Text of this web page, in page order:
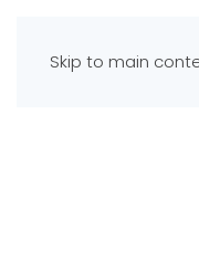
Skip to main